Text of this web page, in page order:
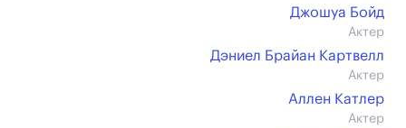
Джошуа Бойд
Актер
Дэниел Брайан Картвелл
Актер
Аллен Катлер
Актер